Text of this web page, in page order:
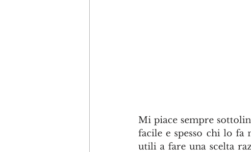
Mi piace sempre
facile e spesso chi lo
utili a fare una scelta